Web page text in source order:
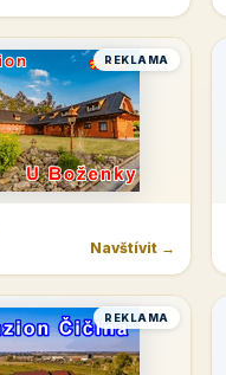
REKLAMA
Navštívit →
REKLAMA